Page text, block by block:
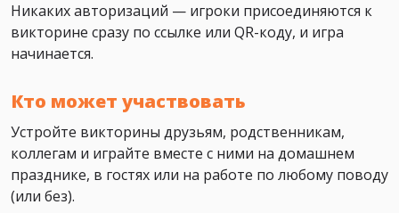
Никаких авторизаций — игроки присоединяются к
викторине сразу по ссылке или QR-коду, и игра
начинается.
Кто может участвовать
Устройте викторины друзьям, родственникам,
коллегам и играйте вместе с ними на домашнем
празднике, в гостях или на работе по любому поводу
(или без).